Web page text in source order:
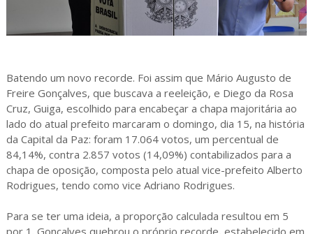
Batendo um novo recorde. Foi assim que Mário Augusto de
Freire Gonçalves, que buscava a reeleição, e Diego da Rosa
Cruz, Guiga, escolhido para encabeçar a chapa majoritária ao
lado do atual prefeito marcaram o domingo, dia 15, na história
da Capital da Paz: foram 17.064 votos, um percentual de
84,14%, contra 2.857 votos (14,09%) contabilizados para a
chapa de oposição, composta pelo atual vice-prefeito Alberto
Rodrigues, tendo como vice Adriano Rodrigues.
Para se ter uma ideia, a proporção calculada resultou em 5
por 1. Gonçalves quebrou o próprio recorde, estabelecido em